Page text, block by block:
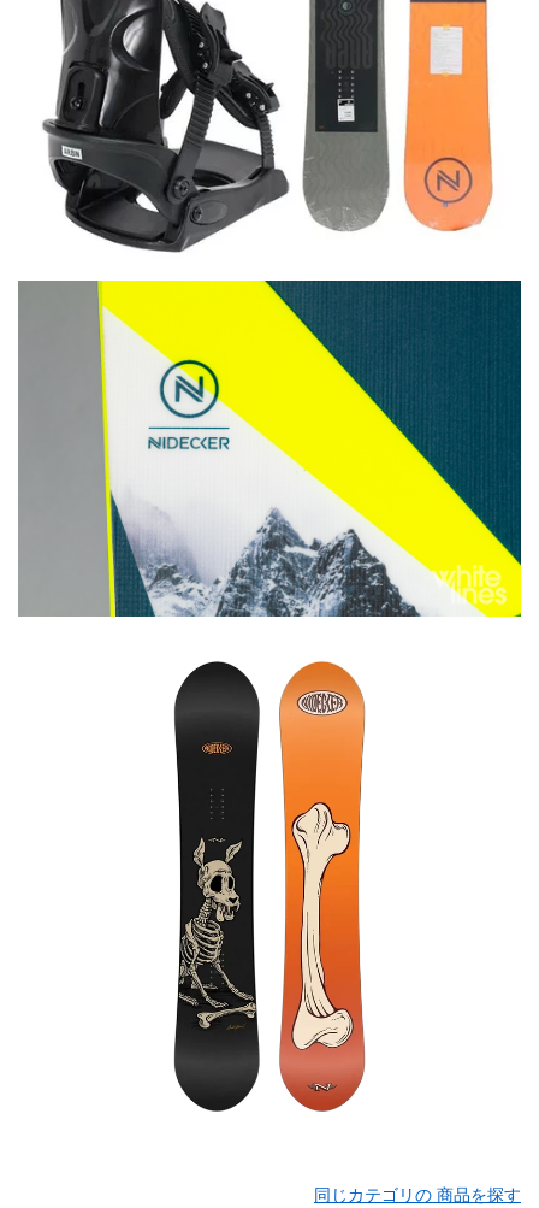
同じカテゴリの 商品を探す